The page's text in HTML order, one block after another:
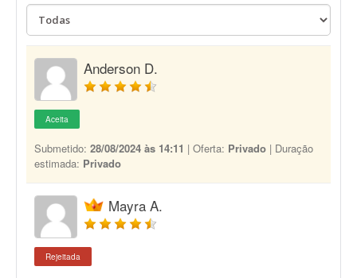
Anderson D.
Aceita
Submetido: 28/08/2024 às 14:11 | Oferta: Privado | Duração
estimada: Privado
Mayra A.
Rejeitada